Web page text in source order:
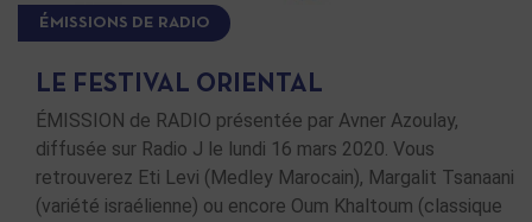
ÉMISSIONS DE RADIO
LE FESTIVAL ORIENTAL
ÉMISSION de RADIO présentée par Avner Azoulay,
diffusée sur Radio J le lundi 16 mars 2020. Vous
retrouverez Eti Levi (Medley Marocain), Margalit Tsanaani
(variété israélienne) ou encore Oum Khaltoum (classique